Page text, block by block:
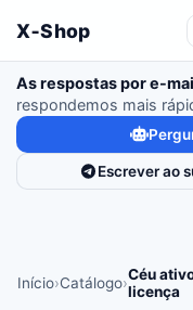
X‑Shop
As respostas por e-
respondemos mais
Escrever ao
Início›Catálogo›Céu
licença